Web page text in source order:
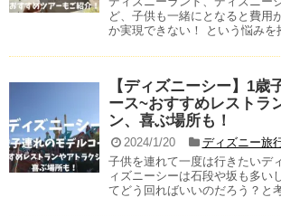
ど、子供も一緒にとなると費用
か実現できない！ という悩みを
【ディズニーシー】1歳
ース~おすすめレストラ
ン、喜ぶ場所も！
2024/1/20
ディズニー旅
子供を連れて一度は行きたいデ
ィズニーシーは石段や坂も多い
てどう回ればいいのだろう？と